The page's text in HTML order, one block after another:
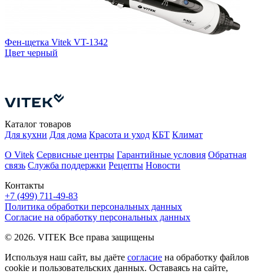
Фен-щетка Vitek VT-1342
Цвет черный
Контакты
+7 (499) 711-49-83
Каталог товаров
Для кухни Для дома Красота и уход КБТ Климат
О Vitek Сервисные центры Гарантийные условия Обратная
связь Служба поддержки Рецепты Новости
Политика обработки персональных данных
Согласие на обработку персональных данных
© 2026. VITEK Все права защищены
Используя наш сайт, вы даёте согласие на обработку файлов
cookie и пользовательских данных. Оставаясь на сайте,